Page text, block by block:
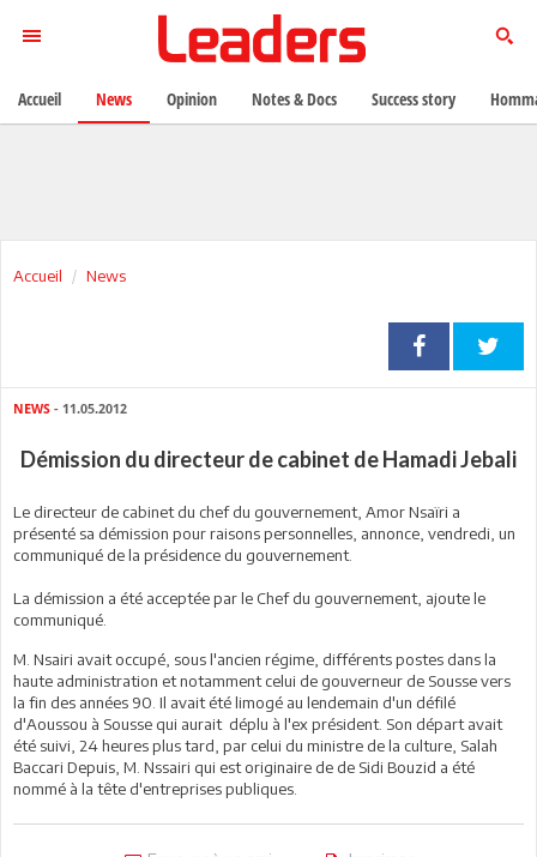
Accueil News
NEWS - 11.05.2012
Démission du directeur de cabinet de Hamadi Jebali
Le directeur de cabinet du chef du gouvernement, Amor Nsaïri a
présenté sa démission pour raisons personnelles, annonce, vendredi, un
communiqué de la présidence du gouvernement.
La démission a été acceptée par le Chef du gouvernement, ajoute le
communiqué.
M. Nsairi avait occupé, sous l'ancien régime, différents postes dans la
haute administration et notamment celui de gouverneur de Sousse vers
la fin des années 90. Il avait été limogé au lendemain d'un défilé
d'Aoussou à Sousse qui aurait déplu à l'ex président. Son départ avait
été suivi, 24 heures plus tard, par celui du ministre de la culture, Salah
Baccari Depuis, M. Nssairi qui est originaire de de Sidi Bouzid a été
nommé à la tête d'entreprises publiques.
Accueil News Opinion Notes & Docs Success story